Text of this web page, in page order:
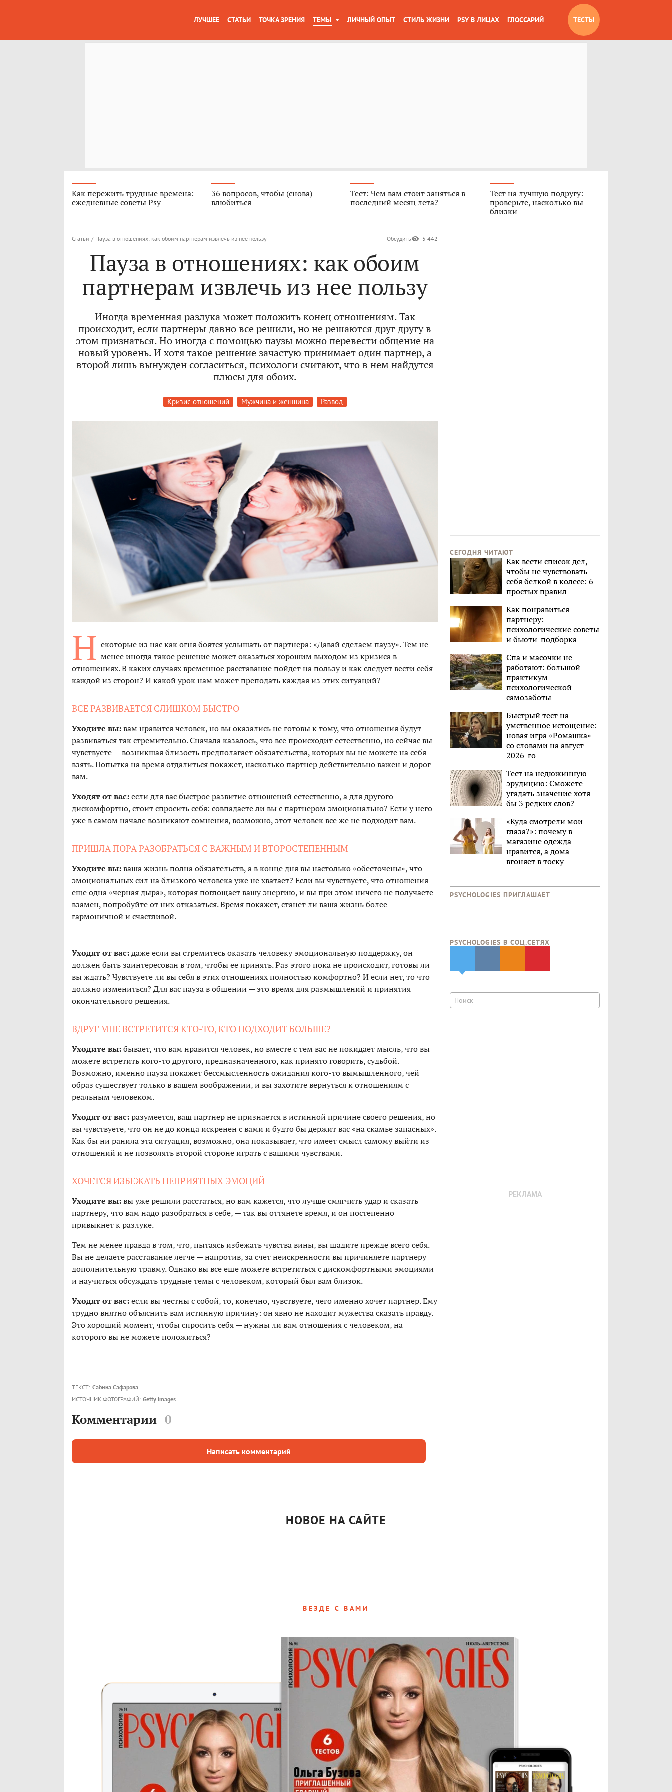
ЛУЧШЕЕ СТАТЬИ ТОЧКА ЗРЕНИЯ ТЕМЫ ЛИЧНЫЙ ОПЫТ СТИЛЬ ЖИЗНИ PSY В ЛИЦАХ ГЛОССАРИЙ ТЕСТЫ
Как пережить трудные времена:
ежедневные советы Psy
36 вопросов, чтобы (снова)
влюбиться
Тест: Чем вам стоит заняться в
последний месяц лета?
Тест на лучшую подругу:
проверьте, насколько вы
близки
Статьи / Пауза в отношениях: как обоим партнерам извлечь из нее пользу Обсудить 5 442
Пауза в отношениях: как обоим
партнерам извлечь из нее пользу
Иногда временная разлука может положить конец отношениям. Так
происходит, если партнеры давно все решили, но не решаются друг другу в
этом признаться. Но иногда с помощью паузы можно перевести общение на
новый уровень. И хотя такое решение зачастую принимает один партнер, а
второй лишь вынужден согласиться, психологи считают, что в нем найдутся
плюсы для обоих.
Кризис отношений Мужчина и женщина Развод
Н екоторые из нас как огня боятся услышать от партнера: «Давай сделаем паузу». Тем не
менее иногда такое решение может оказаться хорошим выходом из кризиса в
отношениях. В каких случаях временное расставание пойдет на пользу и как следует вести себя
каждой из сторон? И какой урок нам может преподать каждая из этих ситуаций?
ВСЕ РАЗВИВАЕТСЯ СЛИШКОМ БЫСТРО
Уходите вы:вам нравится человек, но вы оказались не готовы к тому, что отношения будут
развиваться так стремительно. Сначала казалось, что все происходит естественно, но сейчас вы
чувствуете — возникшая близость предполагает обязательства, которых вы не можете на себя
взять. Попытка на время отдалиться покажет, насколько партнер действительно важен и дорог
вам.
Уходят от вас:если для вас быстрое развитие отношений естественно, а для другого
дискомфортно, стоит спросить себя: совпадаете ли вы с партнером эмоционально? Если у него
уже в самом начале возникают сомнения, возможно, этот человек все же не подходит вам.
ПРИШЛА ПОРА РАЗОБРАТЬСЯ С ВАЖНЫМ И ВТОРОСТЕПЕННЫМ
Уходите вы:ваша жизнь полна обязательств, а в конце дня вы настолько «обесточены», что
эмоциональных сил на близкого человека уже не хватает? Если вы чувствуете, что отношения —
еще одна «черная дыра», которая поглощает вашу энергию, и вы при этом ничего не получаете
взамен, попробуйте от них отказаться. Время покажет, станет ли ваша жизнь более
гармоничной и счастливой.
Уходят от вас:даже если вы стремитесь оказать человеку эмоциональную поддержку, он
должен быть заинтересован в том, чтобы ее принять. Раз этого пока не происходит, готовы ли
вы ждать? Чувствуете ли вы себя в этих отношениях полностью комфортно? И если нет, то что
должно измениться? Для вас пауза в общении — это время для размышлений и принятия
окончательного решения.
ВДРУГ МНЕ ВСТРЕТИТСЯ КТО-ТО, КТО ПОДХОДИТ БОЛЬШЕ?
Уходите вы:бывает, что вам нравится человек, но вместе с тем вас не покидает мысль, что вы
можете встретить кого-то другого, предназначенного, как принято говорить, судьбой.
Возможно, именно пауза покажет бессмысленность ожидания кого-то вымышленного, чей
образ существует только в вашем воображении, и вы захотите вернуться к отношениям с
реальным человеком.
Уходят от вас:разумеется, ваш партнер не признается в истинной причине своего решения, но
вы чувствуете, что он не до конца искренен с вами и будто бы держит вас «на скамье запасных».
Как бы ни ранила эта ситуация, возможно, она показывает, что имеет смысл самому выйти из
отношений и не позволять второй стороне играть с вашими чувствами.
ХОЧЕТСЯ ИЗБЕЖАТЬ НЕПРИЯТНЫХ ЭМОЦИЙ
Уходите вы:вы уже решили расстаться, но вам кажется, что лучше смягчить удар и сказать
партнеру, что вам надо разобраться в себе, — так вы оттянете время, и он постепенно
привыкнет к разлуке.
Тем не менее правда в том, что, пытаясь избежать чувства вины, вы щадите прежде всего себя.
Вы не делаете расставание легче — напротив, за счет неискренности вы причиняете партнеру
дополнительную травму. Однако вы все еще можете встретиться с дискомфортными эмоциями
и научиться обсуждать трудные темы с человеком, который был вам близок.
Уходят от вас:если вы честны с собой, то, конечно, чувствуете, чего именно хочет партнер. Ему
трудно внятно объяснить вам истинную причину: он явно не находит мужества сказать правду.
Это хороший момент, чтобы спросить себя — нужны ли вам отношения с человеком, на
которого вы не можете положиться?
ТЕКСТ: Сабина Сафарова
ИСТОЧНИК ФОТОГРАФИЙ: Getty Images
Комментарии 0
Написать комментарий
СЕГОДНЯ ЧИТАЮТ
Как вести список дел,
чтобы не чувствовать
себя белкой в колесе: 6
простых правил
Как понравиться
партнеру:
психологические советы
и бьюти-подборка
Спа и масочки не
работают: большой
практикум
психологической
самозаботы
Быстрый тест на
умственное истощение:
новая игра «Ромашка»
со словами на август
2026-го
Тест на недюжинную
эрудицию: Сможете
угадать значение хотя
бы 3 редких слов?
«Куда смотрели мои
глаза?»: почему в
магазине одежда
нравится, а дома —
вгоняет в тоску
PSYCHOLOGIES ПРИГЛАШАЕТ
PSYCHOLOGIES В CОЦ.СЕТЯХ
НОВОЕ НА САЙТЕ
ВЕЗДЕ С ВАМИ